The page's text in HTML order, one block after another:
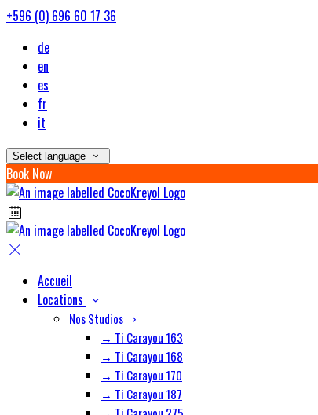
+596 (0) 696 60 17 36
de
en
es
fr
it
Select language
Book Now
Accueil
Locations
Nos Studios
→ Ti Carayou 163
→ Ti Carayou 168
→ Ti Carayou 170
→ Ti Carayou 187